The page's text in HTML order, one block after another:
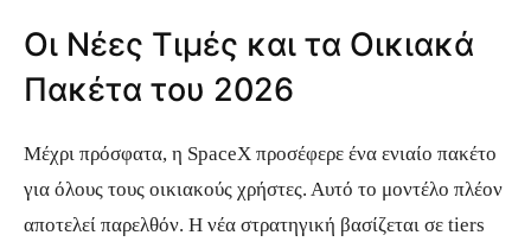
Οι Νέες Τιμές και τα Οικιακά
Πακέτα του 2026
Μέχρι πρόσφατα, η SpaceX προσέφερε ένα ενιαίο πακέτο
για όλους τους οικιακούς χρήστες. Αυτό το μοντέλο πλέον
αποτελεί παρελθόν. Η νέα στρατηγική βασίζεται σε tiers